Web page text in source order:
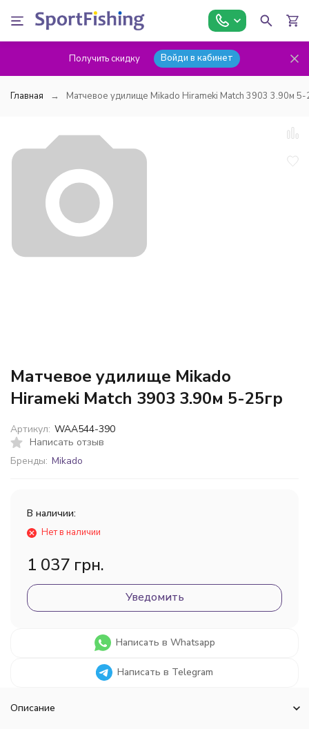
Получить скидку Войди в кабинет
Главная Матчевое удилище Mikado Hirameki Match 3903 3.90м 5-
Матчевое удилище Mikado
Hirameki Match 3903 3.90м 5-25гр
Написать отзыв
Бренды: Mikado
Артикул: WAA544-390
В наличии:
Нет в наличии
1 037 грн.
Уведомить
Написать в Whatsapp
Написать в Telegram
Описание